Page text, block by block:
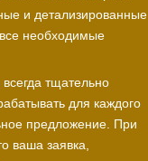
и детализированные
необходимые
тщательно
для каждого
предложение. При
ваша заявка,